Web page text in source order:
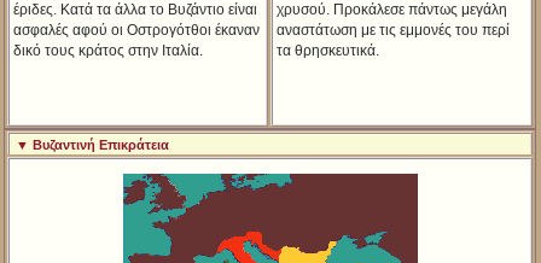
έριδες. Κατά τα άλλα το Βυζάντιο είναι
ασφαλές αφού οι Οστρογότθοι έκαναν
δικό τους κράτος στην Ιταλία.
χρυσού. Προκάλεσε πάντως μεγάλη
αναστάτωση με τις εμμονές του περί
τα θρησκευτικά.
▼ Βυζαντινή Επικράτεια